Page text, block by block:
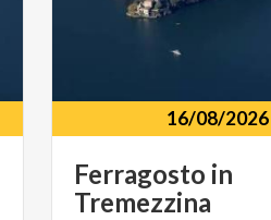
16/08/2026
Ferragosto in
Tremezzina